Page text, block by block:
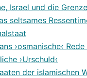
Israel und die
seltsames
›osmanische‹
›Urschuld‹
der islamischen